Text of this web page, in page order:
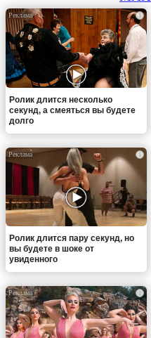
i
Ролик длится несколько
секунд, а смеяться вы будете
долго
i
Ролик длится пару секунд, но
вы будете в шоке от
увиденного
i